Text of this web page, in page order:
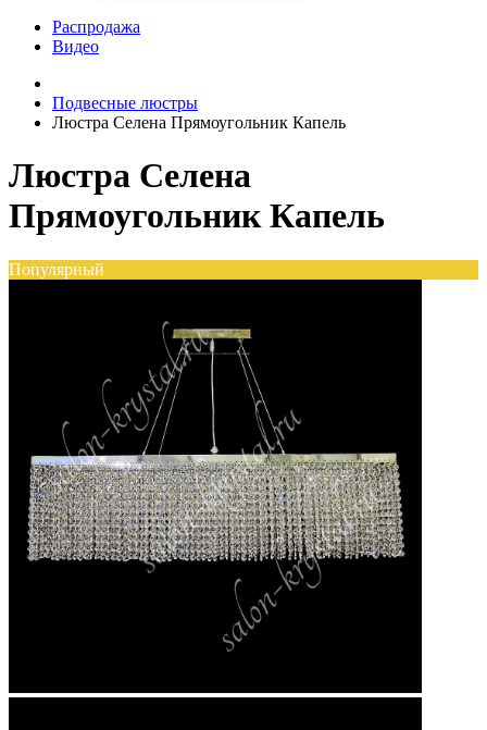
Распродажа
Видео
Подвесные люстры
Люстра Селена Прямоугольник Капель
Люстра Селена
Прямоугольник Капель
Популярный